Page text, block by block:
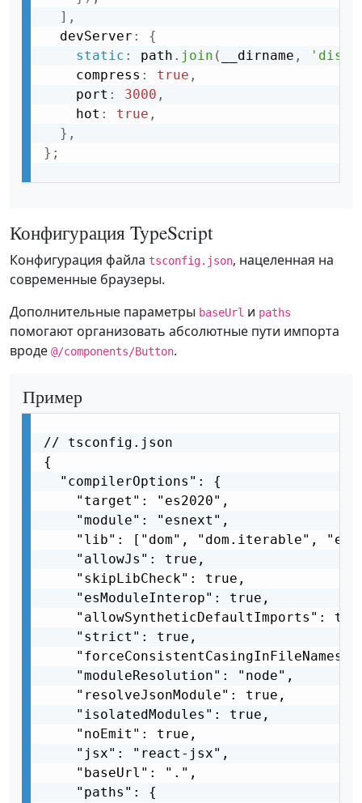
] ,
  devServer
:
{
static : path . join ( __dirname , 'dist'
    compress
: true ,
    port
: 3000 ,
    hot
: true ,
} ,
} ;
Конфигурация TypeScript
Конфигурация файла tsconfig.json, нацеленная на
современные браузеры.
Дополнительные параметры baseUrl и paths
помогают организовать абсолютные пути импорта
вроде @/components/Button.
Пример
// tsconfig.json
{
  "compilerOptions": {
    "target": "es2020",
    "module": "esnext",
"lib": ["dom", "dom.iterable",
    "allowJs": true,
    "skipLibCheck": true,
    "esModuleInterop": true,
"allowSyntheticDefaultImports":
    "strict": true,
    "moduleResolution": "node",
    "resolveJsonModule": true,
    "isolatedModules": true,
    "noEmit": true,
    "jsx": "react-jsx",
    "baseUrl": ".",
    "paths": {